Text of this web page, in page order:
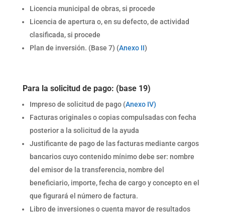
Licencia municipal de obras, si procede
Licencia de apertura o, en su defecto, de actividad
clasificada, si procede
Plan de inversión. (Base 7) (Anexo II)
Para la solicitud de pago: (base 19)
Impreso de solicitud de pago (Anexo IV)
Facturas originales o copias compulsadas con fecha
posterior a la solicitud de la ayuda
Justificante de pago de las facturas mediante cargos
bancarios cuyo contenido mínimo debe ser: nombre
del emisor de la transferencia, nombre del
beneficiario, importe, fecha de cargo y concepto en el
que figurará el número de factura.
Libro de inversiones o cuenta mayor de resultados